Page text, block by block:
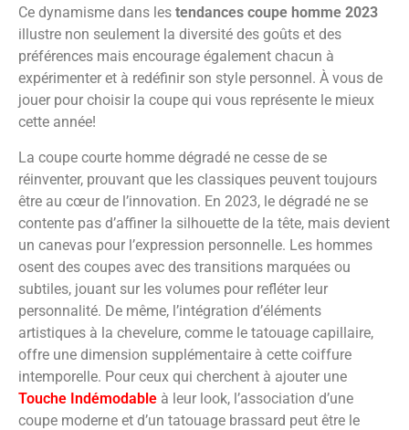
Ce dynamisme dans les tendances coupe homme 2023
illustre non seulement la diversité des goûts et des
préférences mais encourage également chacun à
expérimenter et à redéfinir son style personnel. À vous de
jouer pour choisir la coupe qui vous représente le mieux
cette année!
La coupe courte homme dégradé ne cesse de se
réinventer, prouvant que les classiques peuvent toujours
être au cœur de l’innovation. En 2023, le dégradé ne se
contente pas d’affiner la silhouette de la tête, mais devient
un canevas pour l’expression personnelle. Les hommes
osent des coupes avec des transitions marquées ou
subtiles, jouant sur les volumes pour refléter leur
personnalité. De même, l’intégration d’éléments
artistiques à la chevelure, comme le tatouage capillaire,
offre une dimension supplémentaire à cette coiffure
intemporelle. Pour ceux qui cherchent à ajouter une
Touche Indémodable à leur look, l’association d’une
coupe moderne et d’un tatouage brassard peut être le